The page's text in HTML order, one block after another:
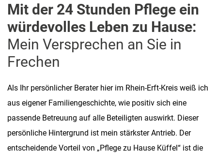
Mit der 24 Stunden Pflege ein
würdevolles Leben zu Hause:
Mein Versprechen an Sie in
Frechen
Als Ihr persönlicher Berater hier im Rhein-Erft-Kreis weiß ich
aus eigener Familiengeschichte, wie positiv sich eine
passende Betreuung auf alle Beteiligten auswirkt. Dieser
persönliche Hintergrund ist mein stärkster Antrieb. Der
entscheidende Vorteil von „Pflege zu Hause Küffel“ ist die